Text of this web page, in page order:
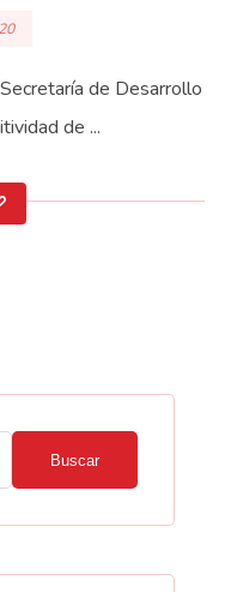
de Desarrollo
de ...
Buscar